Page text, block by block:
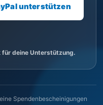
unterstützen
für deine Unterstützung.
Spendenbescheinigungen